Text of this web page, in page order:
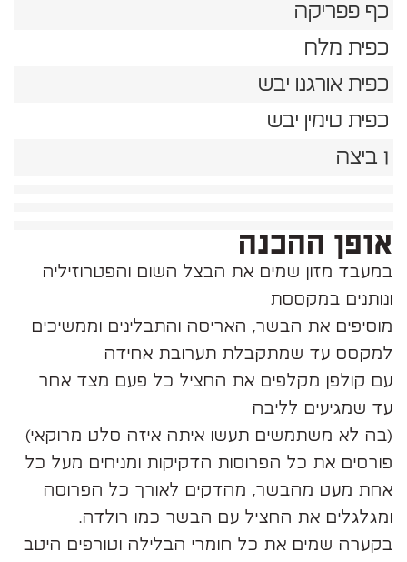
כף פפריקה
כפית מלח
כפית אורגנו יבש
כפית טימין יבש
1 ביצה
אופן ההכנה
במעבד מזון שמים את הבצל השום והפטרוזיליה
ונותנים במקססת
מוסיפים את הבשר, האריסה והתבלינים וממשיכים
למקסס עד שמתקבלת תערובת אחידה
עם קולפן מקלפים את החציל כל פעם מצד אחר
עד שמגיעים לליבה
(בה לא משתמשים תעשו איתה איזה סלט מרוקאי)
פורסים את כל הפרוסות הדקיקות ומניחים מעל כל
אחת מעט מהבשר, מהדקים לאורך כל הפרוסה
ומגלגלים את החציל עם הבשר כמו רולדה.
בקערה שמים את כל חומרי הבלילה וטורפים היטב